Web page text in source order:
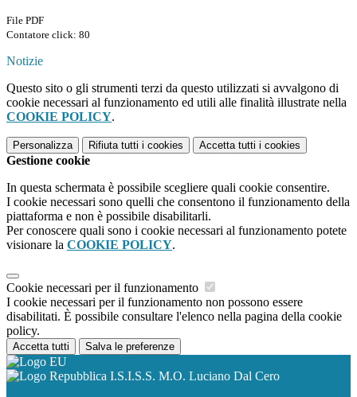
File PDF
Contatore click: 80
Notizie
Questo sito o gli strumenti terzi da questo utilizzati si avvalgono di
cookie necessari al funzionamento ed utili alle finalità illustrate nella
COOKIE POLICY.
Personalizza Rifiuta tutti i cookies Accetta tutti i cookies
Gestione cookie
In questa schermata è possibile scegliere quali cookie consentire.
I cookie necessari sono quelli che consentono il funzionamento della
piattaforma e non è possibile disabilitarli.
Per conoscere quali sono i cookie necessari al funzionamento potete
visionare la COOKIE POLICY.
Cookie necessari per il funzionamento
I cookie necessari per il funzionamento non possono essere
disabilitati. È possibile consultare l'elenco nella pagina della cookie
policy.
Accetta tutti Salva le preferenze
I.S.I.S.S. M.O. Luciano Dal Cero